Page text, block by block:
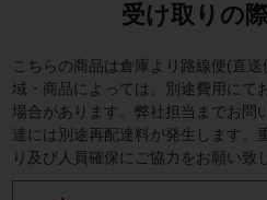
受け取りの
こちらの商品は倉庫より路線便(直
域・商品によっては、別途費用にて
場合があります。弊社担当までお問
達には別途再配達料が発生します。
り及び人員確保にご協力をお願い致